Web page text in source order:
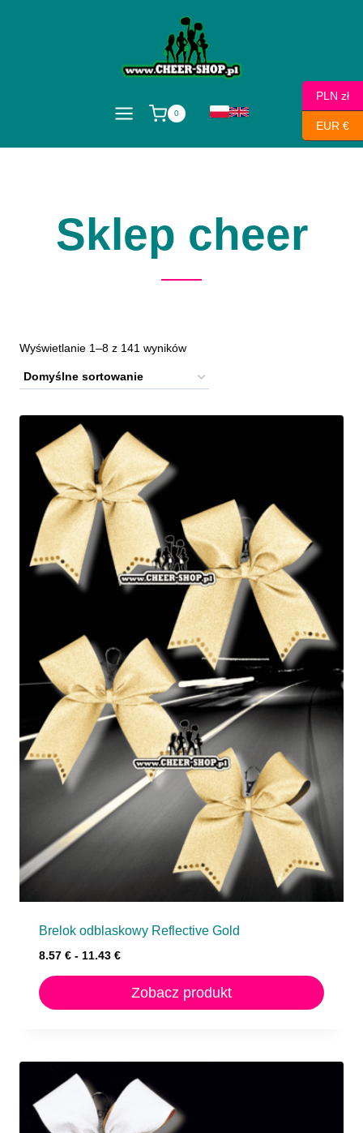
0
Sklep cheer
Wyświetlanie 1–8 z 141 wyników
Brelok odblaskowy Reflective Gold
8.57 € - 11.43 €
Zobacz produkt
PLN zł
EUR €